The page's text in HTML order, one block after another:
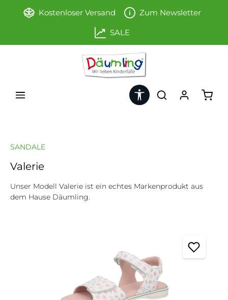
Zum Hauptinhalt springen
Kostenloser Versand Zum Newsletter
SALE
Werkzeugleiste anzeigen
SANDALE
Valerie
Unser Modell Valerie ist ein echtes Markenprodukt aus
dem Hause Däumling.